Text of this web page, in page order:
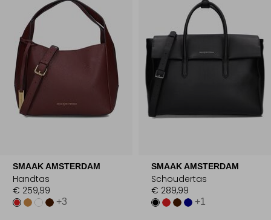
SMAAK AMSTERDAM
Handtas
€ 259,99
+3
SMAAK AMSTERDAM
Schoudertas
€ 289,99
+1